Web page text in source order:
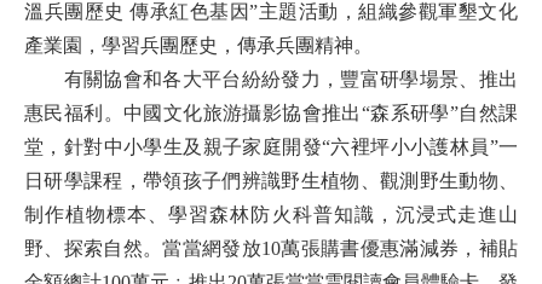
溫兵團歷史 傳承紅色基因”主題活動，組織參觀軍墾文化
產業園，學習兵團歷史，傳承兵團精神。
有關協會和各大平台紛紛發力，豐富研學場景、推出
惠民福利。中國文化旅游攝影協會推出“森系研學”自然課
堂，針對中小學生及親子家庭開發“六裡坪小小護林員”一
日研學課程，帶領孩子們辨識野生植物、觀測野生動物、
制作植物標本、學習森林防火科普知識，沉浸式走進山
野、探索自然。當當網發放10萬張購書優惠滿減券，補貼